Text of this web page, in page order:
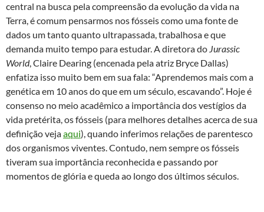
central na busca pela compreensão da evolução da vida na
Terra, é comum pensarmos nos fósseis como uma fonte de
dados um tanto quanto ultrapassada, trabalhosa e que
demanda muito tempo para estudar. A diretora do Jurassic
World, Claire Dearing (encenada pela atriz Bryce Dallas)
enfatiza isso muito bem em sua fala: “Aprendemos mais com a
genética em 10 anos do que em um século, escavando”. Hoje é
consenso no meio acadêmico a importância dos vestígios da
vida pretérita, os fósseis (para melhores detalhes acerca de sua
definição vejaaqui), quando inferimos relações de parentesco
dos organismos viventes. Contudo, nem sempre os fósseis
tiveram sua importância reconhecida e passando por
momentos de glória e queda ao longo dos últimos séculos.